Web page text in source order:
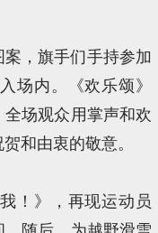
，旗手们手持参加
场内。《欢乐颂》
场观众用掌声和欢
和由衷的敬意。
！》，再现运动员